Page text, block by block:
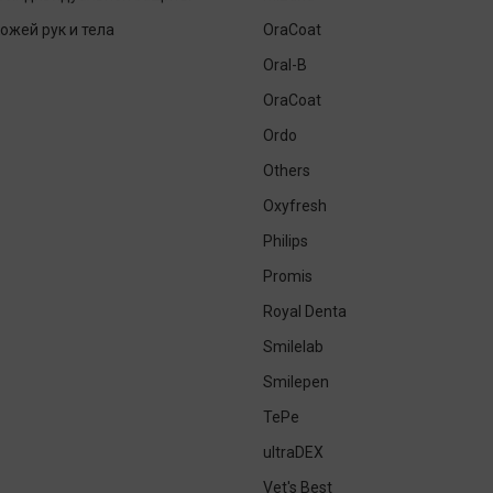
рук и тела
OraCoat
Oral-B
OraCoat
Ordo
Others
Oxyfresh
Philips
Promis
Royal Denta
Smilelab
Smilepen
TePe
ultraDEX
Vet's Best